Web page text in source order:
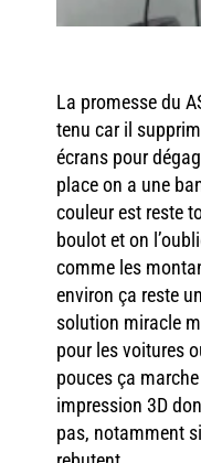
La promesse du
tenu car il
écrans pour
place on a une
couleur est reste
boulot et on
comme les
environ ça reste
solution miracle
pour les voitures
pouces ça
impression 3D
pas, notamment